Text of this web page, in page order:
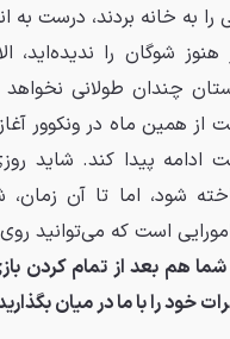
را به خانه بردند، درست
هنوز شوگان را
چندان طولانی
از همین ماه در ونکوور
ادامه پیدا کند. شاید
شود، اما تا آن زمان،
است که می‌توانید
شما هم بعد از تمام کردن
خود را با ما در میان